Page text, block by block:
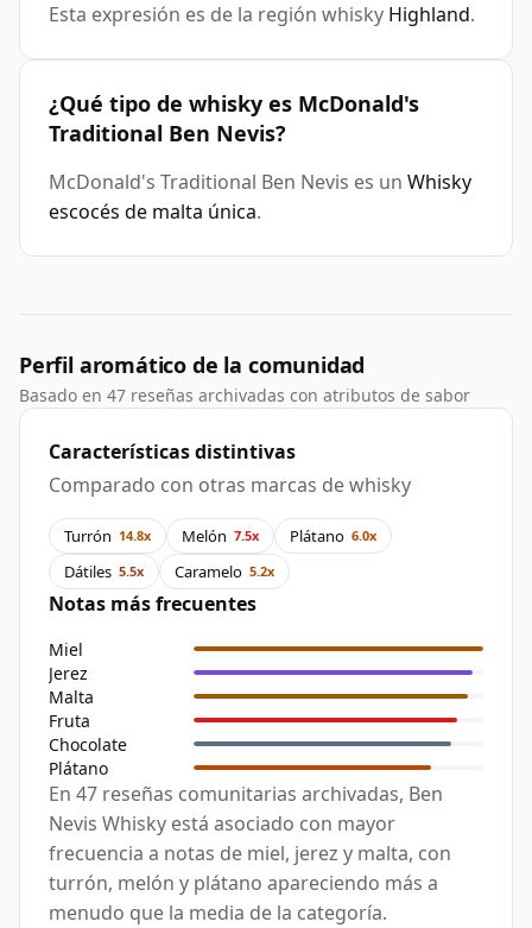
Esta expresión es de la región whisky Highland.
¿Qué tipo de whisky es McDonald's
Traditional Ben Nevis?
McDonald's Traditional Ben Nevis es un Whisky
escocés de malta única.
Perfil aromático de la comunidad
Basado en 47 reseñas archivadas con atributos de sabor
Características distintivas
Comparado con otras marcas de whisky
Turrón 14.8x Melón 7.5x Plátano 6.0x
Dátiles 5.5x Caramelo 5.2x
Notas más frecuentes
Miel
Jerez
Malta
Fruta
Chocolate
Plátano
En 47 reseñas comunitarias archivadas, Ben
Nevis Whisky está asociado con mayor
frecuencia a notas de miel, jerez y malta, con
turrón, melón y plátano apareciendo más a
menudo que la media de la categoría.